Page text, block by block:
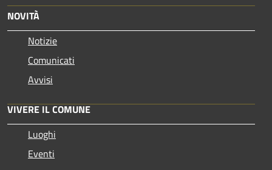
NOVITÀ
Notizie
Comunicati
Avvisi
VIVERE IL COMUNE
Luoghi
Eventi